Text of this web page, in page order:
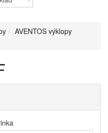
AVENTOS výklopy